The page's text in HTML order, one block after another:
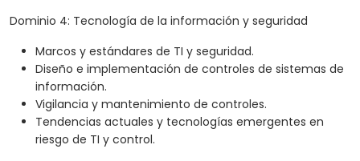
Dominio 4: Tecnología de la información y seguridad
Marcos y estándares de TI y seguridad.
Diseño e implementación de controles de sistemas de
información.
Vigilancia y mantenimiento de controles.
Tendencias actuales y tecnologías emergentes en
riesgo de TI y control.